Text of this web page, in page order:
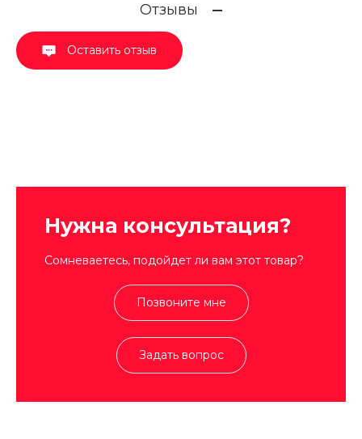
Отзывы
Оставить отзыв
Нужна консультация?
Сомневаетесь, подойдет ли вам этот товар?
Позвоните мне
Задать вопрос